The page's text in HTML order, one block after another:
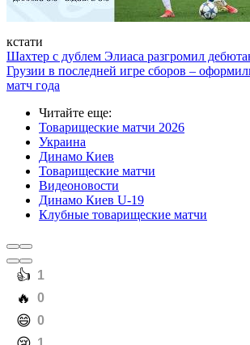
кстати
Шахтер с дублем Элиаса разгромил
Грузии в последней игре сборов –
матч года
Читайте еще:
Товарищеские матчи 2026
Украина
Динамо Киев
Товарищеские матчи
Видеоновости
Динамо Киев U-19
Клубные товарищеские матчи
️👍 1
️🔥 0
️😄 0